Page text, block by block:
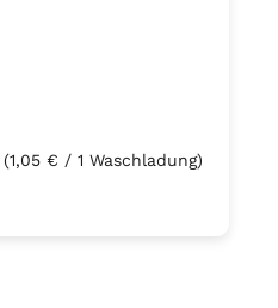
(1,05 € / 1 Waschladung)